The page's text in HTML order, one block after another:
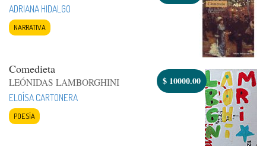
ADRIANA HIDALGO
NARRATIVA
Comedieta
LEÓNIDAS LAMBORGHINI
ELOÍSA CARTONERA
POESÍA
$ 10000.00